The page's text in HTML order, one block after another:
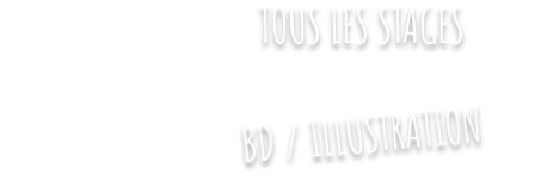
TOUS LES STAGES
BD / ILLUSTRATION